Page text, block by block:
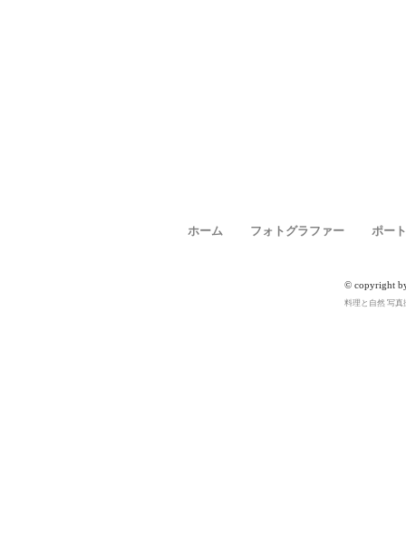
ホーム フォトグラファー ポー
© copyright
料理と自然 写真